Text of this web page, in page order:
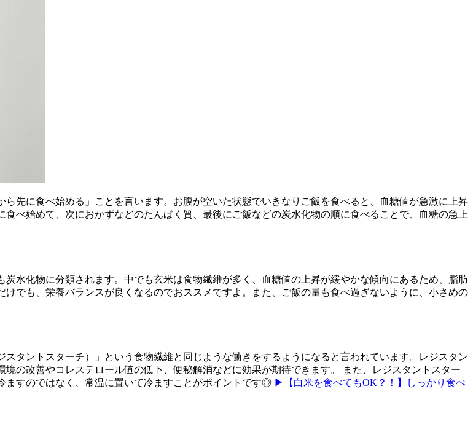
先に食べ始める」ことを言います。お腹が空いた状態でいきなりご飯を食べると、血糖値が急激に上昇
べ始めて、次におかずなどのたんぱく質、最後にご飯などの炭水化物の順に食べることで、血糖の急上
水化物に分類されます。中でも玄米は食物繊維が多く、血糖値の上昇が緩やかな傾向にあるため、脂肪
でも、栄養バランスが良くなるのでおススメですよ。また、ご飯の量も食べ過ぎないように、小さめの
タントスターチ）」という食物繊維と同じような働きをするようになると言われています。レジスタン
の改善やコレステロール値の低下、便秘解消などに効果が期待できます。 また、レジスタントスター
ますのではなく、常温に置いて冷ますことがポイントです◎ ▶【白米を食べてもOK？！】しっかり食べ